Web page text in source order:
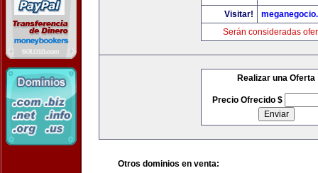
Visitar!
Serán consideradas
Realizar una Oferta
Precio Ofrecido $
Otros dominios en venta: